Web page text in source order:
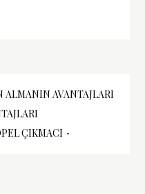
ALMANIN AVANTAJLARI
ÇIKMACI